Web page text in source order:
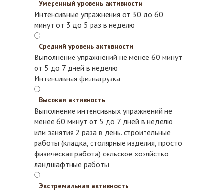
Умеренный уровень активности
Интенсивные упражнения от 30 до 60
минут от 3 до 5 раз в неделю
Средний уровень активности
Выполнение упражнений не менее 60 минут
от 5 до 7 дней в неделю
Интенсивная физнагрузка
Высокая активность
Выполнение интенсивных упражнений не
менее 60 минут от 5 до 7 дней в неделю
или занятия 2 раза в день. строительные
работы (кладка, столярные изделия, просто
физическая работа) сельское хозяйство
ландшафтные работы
Экстремальная активность